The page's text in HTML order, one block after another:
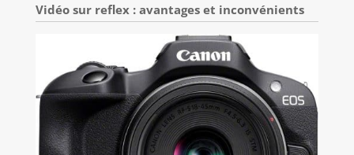
Vidéo sur reflex : avantages et inconvénients